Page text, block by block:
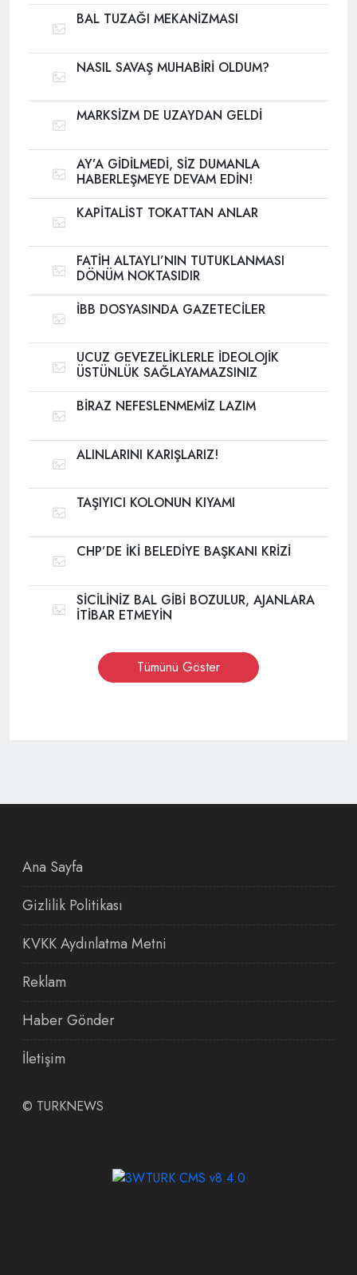
BAL TUZAĞI MEKANİZMASI
NASIL SAVAŞ MUHABİRİ OLDUM?
MARKSİZM DE UZAYDAN GELDİ
AY’A GİDİLMEDİ, SİZ DUMANLA
HABERLEŞMEYE DEVAM EDİN!
KAPİTALİST TOKATTAN ANLAR
FATİH ALTAYLI’NIN TUTUKLANMASI
DÖNÜM NOKTASIDIR
İBB DOSYASINDA GAZETECİLER
UCUZ GEVEZELİKLERLE İDEOLOJİK
ÜSTÜNLÜK SAĞLAYAMAZSINIZ
BİRAZ NEFESLENMEMİZ LAZIM
ALINLARINI KARIŞLARIZ!
TAŞIYICI KOLONUN KIYAMI
CHP’DE İKİ BELEDİYE BAŞKANI KRİZİ
SİCİLİNİZ BAL GİBİ BOZULUR, AJANLARA
İTİBAR ETMEYİN
Tümünü Göster
Ana Sayfa
Gizlilik Politikası
KVKK Aydınlatma Metni
Reklam
Haber Gönder
İletişim
© TURKNEWS